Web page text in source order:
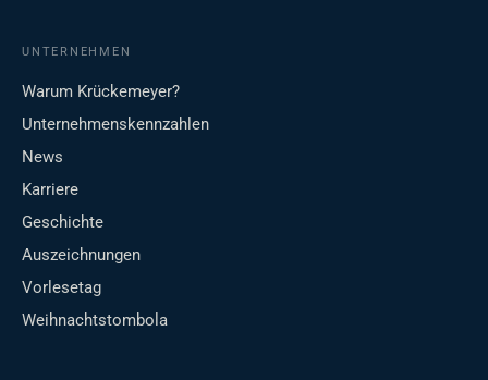
UNTERNEHMEN
Warum Krückemeyer?
Unternehmenskennzahlen
News
Karriere
Geschichte
Auszeichnungen
Vorlesetag
Weihnachtstombola